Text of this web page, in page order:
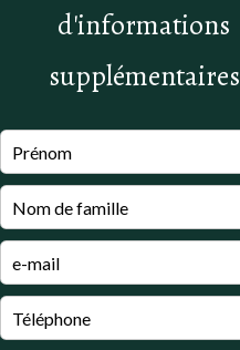
d'informations
supplémentaires